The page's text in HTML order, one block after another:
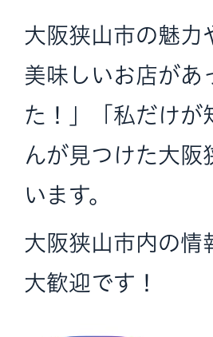
大阪狭山市の魅力
美味しいお店があ
た！」「私だけが
んが見つけた大
います。
大阪狭山市内の情
大歓迎です！